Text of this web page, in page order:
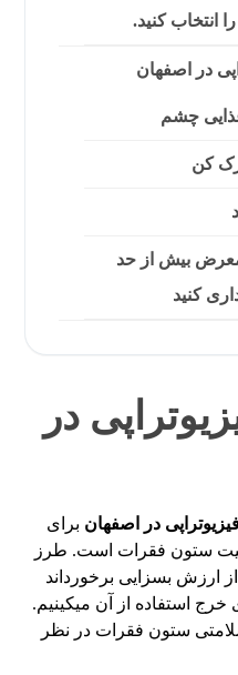
انتخاب کنید.
در اصفهان
چشم
کن
معرض بیش از حد
کنید
در
در اصفهان برای
ستون فقرات است. طرز
ارزش بسزایی برخورداند
استفاده از آن میکینیم.
ستون فقرات در نظر